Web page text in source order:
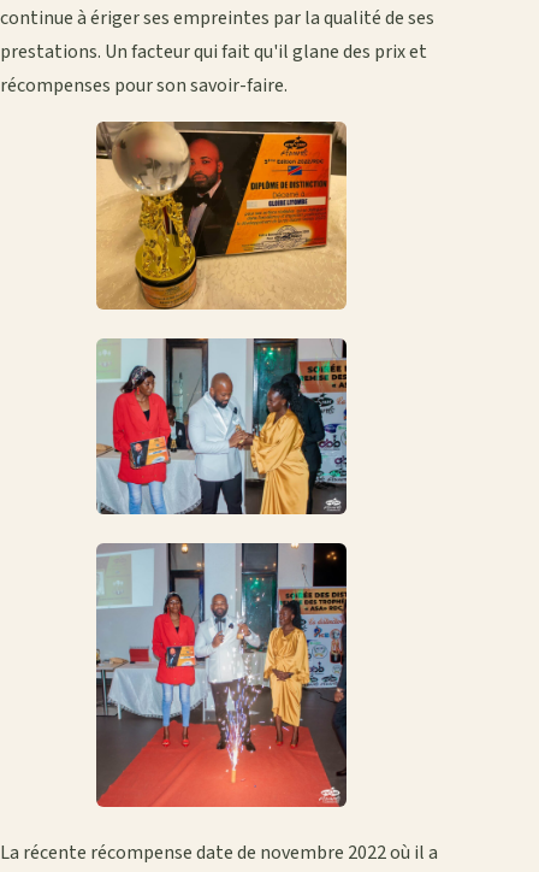
continue à ériger ses empreintes par la qualité de ses
prestations. Un facteur qui fait qu'il glane des prix et
récompenses pour son savoir-faire.
La récente récompense date de novembre 2022 où il a